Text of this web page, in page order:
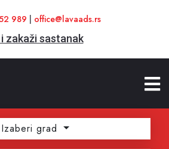
989 office@lavaads.rs
zakaži sastanak
Izaberi grad